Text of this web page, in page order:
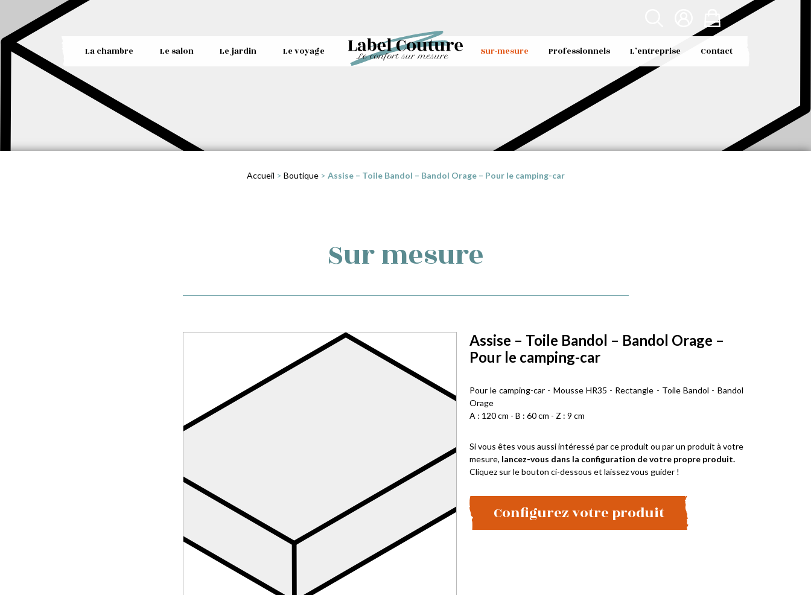
La chambre Le salon Le jardin Le voyage Sur-mesure Professionnels L’entreprise Contact
Accueil > Boutique> Assise – Toile Bandol – Bandol Orage – Pour le camping-car
Sur mesure
Assise – Toile Bandol – Bandol Orage –
Pour le camping-car
Pour le camping-car - Mousse HR35 - Rectangle - Toile Bandol - Bandol
Orage
A : 120 cm - B : 60 cm - Z : 9 cm
Si vous êtes vous aussi intéressé par ce produit ou par un produit à votre
mesure, lancez-vous dans la configuration de votre propre produit.
Cliquez sur le bouton ci-dessous et laissez vous guider !
Configurez votre produit